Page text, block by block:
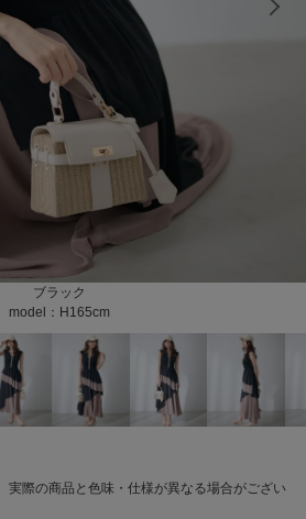
ブラック
model：H165cm
キャメル
model：H168cm
H165cm color：ブラック
H165cm color：ブラック
H165cm color：ブラック
H165cm color：ブラック
H165cm color：ブラック
H165cm color：ブラック
H165cm color：ブラック
H165cm color：ブラック
H168cm color：ブラック
H168cm color：ブラック
H168cm color：ブラック
H168cm color：ブラック
H168cm color：ブラック
color：ブラック
H168cm color：キャメル
H168cm color：キャメル
H168cm color：キャメル
color：キャメル
color：キャメル
color：キャメル
実際の商品と色味・仕様が異なる場合がござい